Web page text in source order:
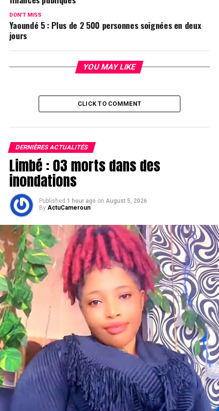
DON'T MISS
Yaoundé 5 : Plus de 2 500 personnes soignées en deux
jours
YOU MAY LIKE
CLICK TO COMMENT
DERNIÈRES ACTUALITÉS
Limbé : 03 morts dans des
inondations
Published 1 hour ago on August 5, 2026
By ActuCameroun